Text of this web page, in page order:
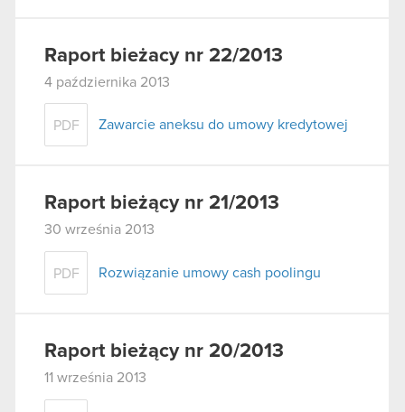
Raport bieżacy nr 22/2013
4 października 2013
PDF Zawarcie aneksu do umowy kredytowej
Raport bieżący nr 21/2013
30 września 2013
PDF Rozwiązanie umowy cash poolingu
Raport bieżący nr 20/2013
11 września 2013